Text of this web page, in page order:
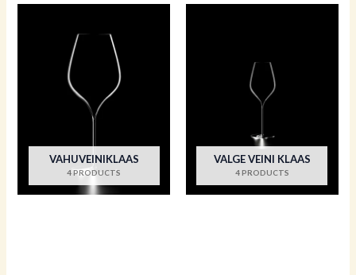
VAHUVEINIKLAAS
4 PRODUCTS
VALGE VEINI KLAAS
4 PRODUCTS